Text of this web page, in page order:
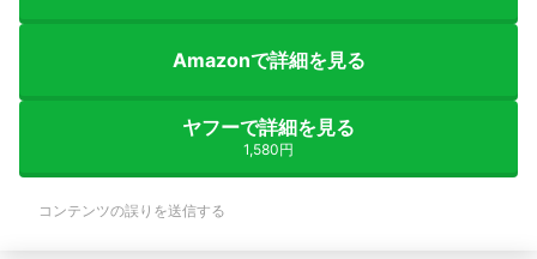
Amazonで詳細を見る
ヤフーで詳細を見る
1,580円
コンテンツの誤りを送信する